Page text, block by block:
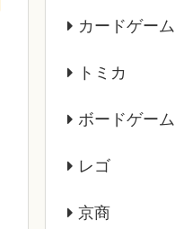
カードゲーム
トミカ
ボードゲーム
レゴ
京商